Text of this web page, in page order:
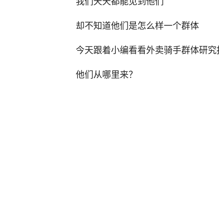
却不知道他们是怎么样一个群体
今天跟着小编看看外卖骑手群体研
他们从哪里来？